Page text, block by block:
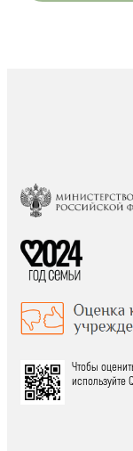
Чтобы
используйте